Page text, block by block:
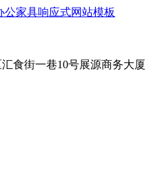
食街一巷10号展源商务大厦